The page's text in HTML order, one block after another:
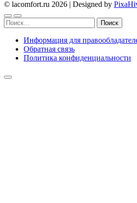
© lacomfort.ru 2026 | Designed by
Найти:
Информация для
Обратная связь
Политика конфиденциальности